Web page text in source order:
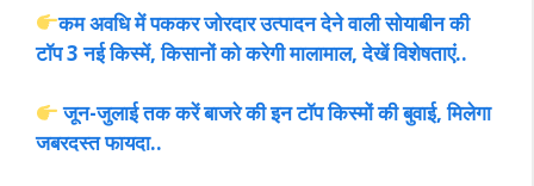
कम अवधि में पककर जोरदार उत्पादन देने वाली सोयाबीन की
टॉप 3 नई किस्में, किसानों को करेगी मालामाल, देखें विशेषताएं..
जून-जुलाई तक करें बाजरे की इन टॉप किस्मों की बुवाई, मिलेगा
जबरदस्त फायदा..